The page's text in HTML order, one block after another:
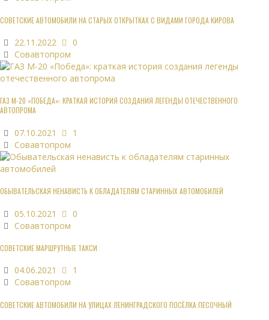
СОВЕТСКИЕ АВТОМОБИЛИ НА СТАРЫХ ОТКРЫТКАХ С ВИДАМИ ГОРОДА КИРОВА
22.11.2022
0
Совавтопром
ГАЗ М-20 «ПОБЕДА»: КРАТКАЯ ИСТОРИЯ СОЗДАНИЯ ЛЕГЕНДЫ ОТЕЧЕСТВЕННОГО
АВТОПРОМА
07.10.2021
1
Совавтопром
ОБЫВАТЕЛЬСКАЯ НЕНАВИСТЬ К ОБЛАДАТЕЛЯМ СТАРИННЫХ АВТОМОБИЛЕЙ
05.10.2021
0
Совавтопром
СОВЕТСКИЕ МАРШРУТНЫЕ ТАКСИ
04.06.2021
1
Совавтопром
СОВЕТСКИЕ АВТОМОБИЛИ НА УЛИЦАХ ЛЕНИНГРАДСКОГО ПОСЁЛКА ПЕСОЧНЫЙ